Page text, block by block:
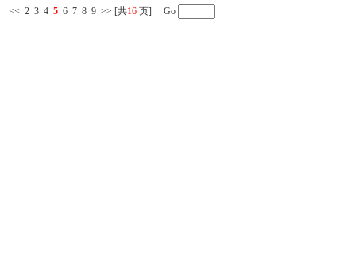
<< 2 3 4 5 6 7 8 9 >> [共16 页] Go